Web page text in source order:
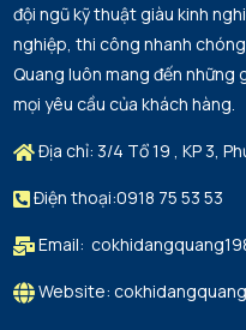
đội ngũ kỹ thuật giàu kinh
nghiệp, thi công nhanh
Quang luôn mang đến những
mọi yêu cầu của khách hàng.
Địa chỉ: 3/4 Tổ 19 , KP 3,
Điện thoại:0918 75 53 53
Email:
Website: